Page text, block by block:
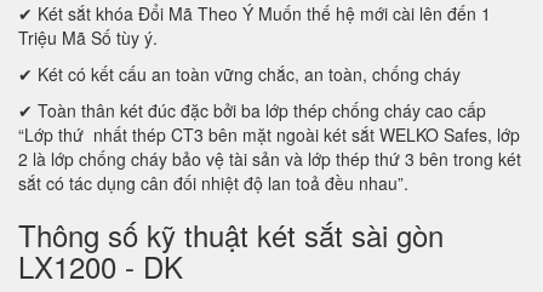
✔ Két sắt khóa Đổi Mã Theo Ý Muốn thế hệ mới cài lên đến 1
Triệu Mã Số tùy ý.
✔ Két có kết cấu an toàn vững chắc, an toàn, chống cháy
✔ Toàn thân két đúc đặc bởi ba lớp thép chống cháy cao cấp
“Lớp thứ nhất thép CT3 bên mặt ngoài két sắt WELKO Safes, lớp
2 là lớp chống cháy bảo vệ tài sản và lớp thép thứ 3 bên trong két
sắt có tác dụng cân đối nhiệt độ lan toả đều nhau”.
Thông số kỹ thuật két sắt sài gòn
LX1200 - DK